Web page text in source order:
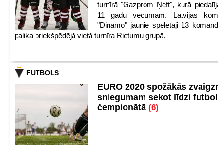
turnīrā "Gazprom Ņeft", kurā
11 gadu vecumam. Latvijas
"Dinamo" jaunie spēlētāji 13
palika priekšpēdējā vietā turnīra Rietumu grupā.
FUTBOLS
EURO 2020 spožākās
sniegumam sekot līdzi
čempionātā (6)